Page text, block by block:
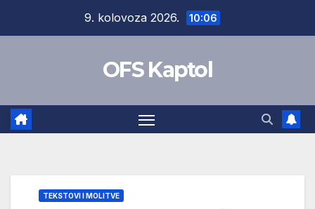
9. kolovoza 2026. 10:06
OFS Kaptol
TEKSTOVI I MOLITVE